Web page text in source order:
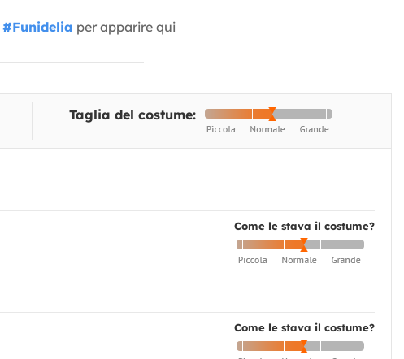
#Funidelia per apparire qui
Taglia del costume:
Come le stava il costume?
Come le stava il costume?